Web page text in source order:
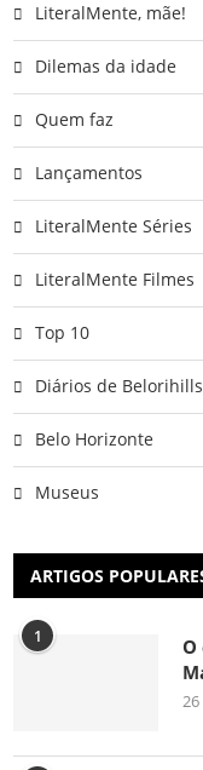
LiteralMente, mãe!
Dilemas da idade
Quem faz
Lançamentos
LiteralMente Séries
LiteralMente Filmes
Top 10
Diários de Belorihills
Belo Horizonte
Museus
ARTIGOS
1